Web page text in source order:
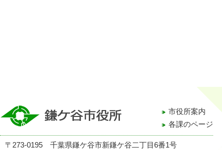
市役所案内
各課のページ
〒273-0195 千葉県鎌ケ谷市新鎌ケ谷二丁目6番1号